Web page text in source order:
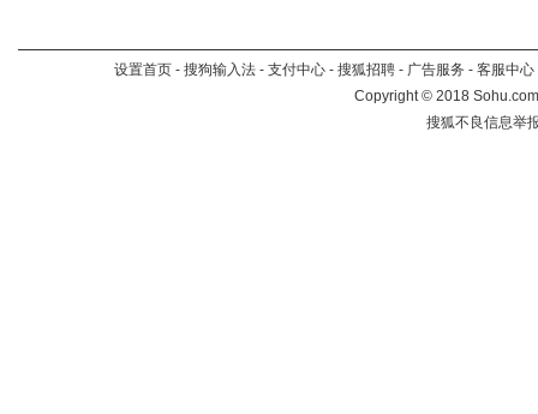
设置首页 - 搜狗输入法 - 支付中心 - 搜狐招聘 - 广告服务 - 客服中心
Copyright©2018
搜狐不良信息举